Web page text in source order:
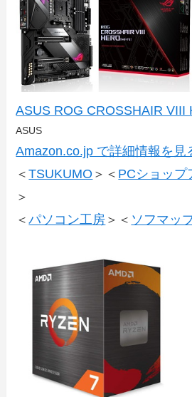
ASUS ROG CROSSHAIR VIII
ASUS
Amazon.co.jp で詳細情報を見
＜TSUKUMO ＞＜ PCショップ
＞
＜パソコン工房 ＞＜ ソフマッ